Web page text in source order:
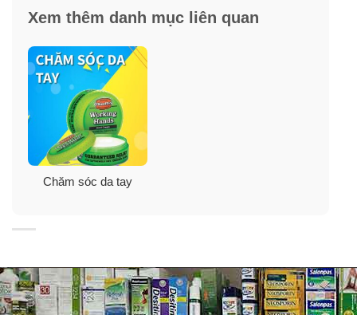
Xem thêm danh mục liên quan
Chăm sóc da tay